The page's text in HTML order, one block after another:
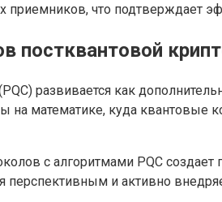
приемников, что подтверждает
постквантовой
развивается как
на математике, куда квантовые
с алгоритмами PQC
перспективным и активно